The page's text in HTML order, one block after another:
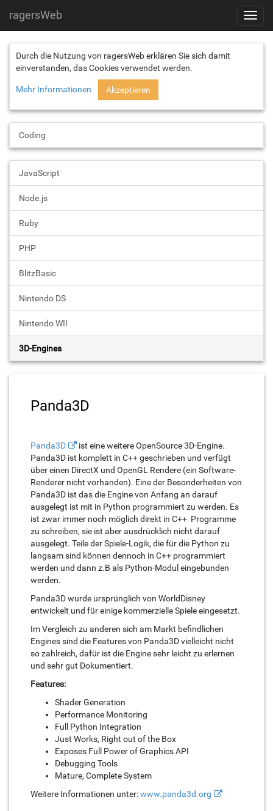
ragersWeb
Durch die Nutzung von ragersWeb erklären Sie sich damit
einverstanden, das Cookies verwendet werden.
Mehr Informationen Akzeptieren
Coding
JavaScript
Node.js
Ruby
PHP
BlitzBasic
Nintendo DS
Nintendo WII
3D-Engines
Panda3D
Panda3D
ist eine weitere OpenSource 3D-Engine.
Panda3D ist komplett in C++ geschrieben und verfügt
über einen DirectX und OpenGL Rendere (ein Software-
Renderer nicht vorhanden). Eine der Besonderheiten von
Panda3D ist das die Engine von Anfang an darauf
ausgelegt ist mit in Python programmiert zu werden. Es
ist zwar immer noch möglich direkt in C++ Programme
zu schreiben, sie ist aber ausdrücklich nicht darauf
ausgelegt. Teile der Spiele-Logik, die für die Python zu
langsam sind können dennoch in C++ programmiert
werden und dann z.B als Python-Modul eingebunden
werden.
Panda3D wurde ursprünglich von WorldDisney
entwickelt und für einige kommerzielle Spiele eingesetzt.
Im Vergleich zu anderen sich am Markt befindlichen
Engines sind die Features von Panda3D vielleicht nicht
so zahlreich, dafür ist die Engine sehr leicht zu erlernen
und sehr gut Dokumentiert.
Features:
Shader Generation
Performance Monitoring
Full Python Integration
Just Works, Right out of the Box
Exposes Full Power of Graphics API
Debugging Tools
Mature, Complete System
Weitere Informationen unter:www.panda3d.org